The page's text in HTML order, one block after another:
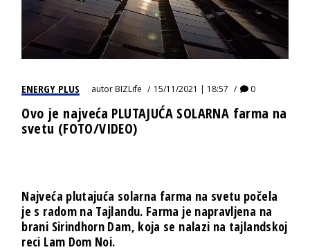
ENERGY PLUS autorBIZLife 15/11/2021 | 18:57 0
Ovo je najveća PLUTAJUĆA SOLARNA farma na
svetu (FOTO/VIDEO)
Najveća plutajuća solarna farma na svetu počela
je s radom na Tajlandu. Farma je napravljena na
brani Sirindhorn Dam, koja se nalazi na tajlandskoj
reci Lam Dom Noi.